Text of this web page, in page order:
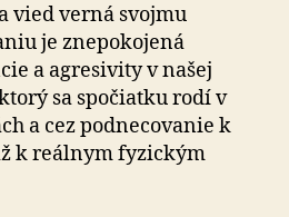
vyzývajú
poslanca
NR
SR
Ľuboša
vied verná svojmu
je znepokojená
a agresivity v našej
sa spočiatku rodí v
a cez podnecovanie k
k reálnym fyzickým